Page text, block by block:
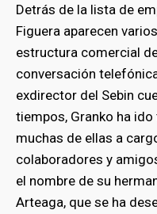
Detrás de la lista de
Figuera aparecen
estructura comercial
conversación
exdirector del Sebin
tiempos, Granko ha
muchas de ellas a
colaboradores y
el nombre de su
Arteaga, que se ha